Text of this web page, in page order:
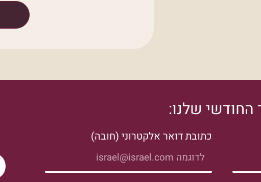
החודשי שלנו:
כתובת דואר אלקטרוני (חובה)